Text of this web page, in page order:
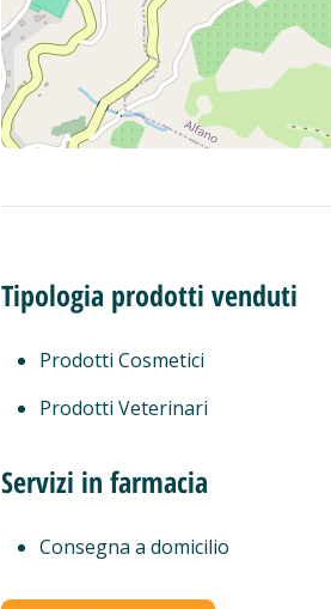
Tipologia prodotti venduti
Prodotti Cosmetici
Prodotti Veterinari
Servizi in farmacia
Consegna a domicilio